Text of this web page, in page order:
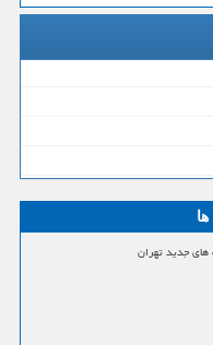
ها
های جدید تهران